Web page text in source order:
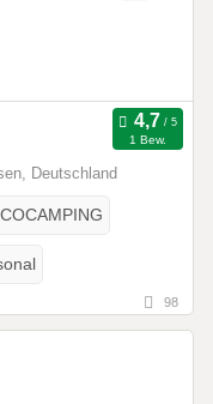
1 Bew.
Deutschland
98